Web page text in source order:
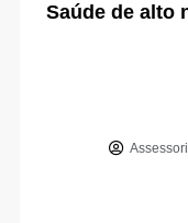
Saúde de alto